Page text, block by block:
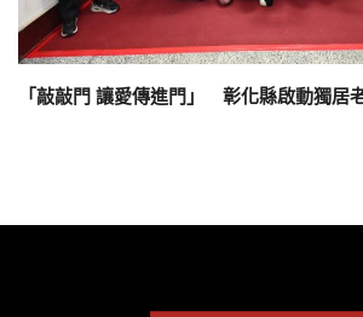
「敲敲門 讓愛傳進門」 彰化縣啟動獨居